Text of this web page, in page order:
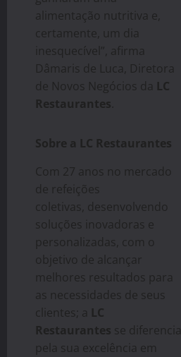
alimentação nutritiva e,
certamente, um dia
inesquecível”, afirma
Dâmaris de Luca, Diretora
de Novos Negócios da LC
Restaurantes
Sobre a LC Restaurantes
Com 27 anos no mercado
de refeições
coletivas, desenvolvendo
soluções inovadoras e
personalizadas, com o
objetivo de alcançar
melhores resultados para
as necessidades de seus
clientes; a LC
Restaurantes se diferencia
pela sua excelência em